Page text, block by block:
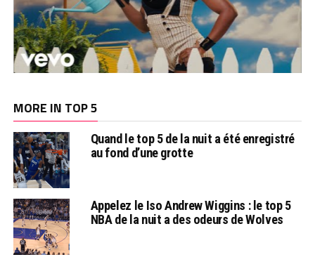
MORE IN TOP 5
Quand le top 5 de la nuit a été enregistré
au fond d’une grotte
Appelez le Iso Andrew Wiggins : le top 5
NBA de la nuit a des odeurs de Wolves